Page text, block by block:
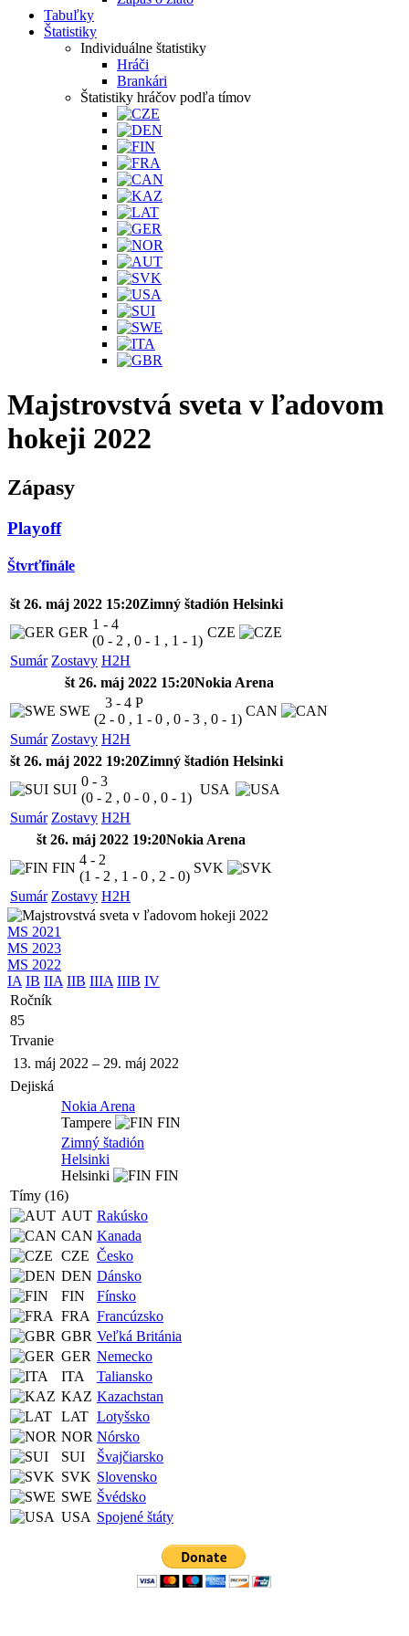
Tabuľky
Štatistiky
Individuálne štatistiky
Hráči
Brankári
Štatistiky hráčov podľa tímov
Majstrovstvá sveta v ľadovom
hokeji 2022
Zápasy
Playoff
Štvrťfinále
št 26. máj 2022 15:20Zimný štadión Helsinki
Sumár Zostavy H2H
GER
1 - 4
(0 - 2 , 0 - 1 , 1 - 1)
CZE
št 26. máj 2022 15:20Nokia Arena
Sumár Zostavy H2H
SWE
3 - 4 P
(2 - 0 , 1 - 0 , 0 - 3 , 0 - 1)
CAN
št 26. máj 2022 19:20Zimný štadión Helsinki
Sumár Zostavy H2H
SUI
0 - 3
(0 - 2 , 0 - 0 , 0 - 1)
USA
št 26. máj 2022 19:20Nokia Arena
Sumár Zostavy H2H
FIN
4 - 2
(1 - 2 , 1 - 0 , 2 - 0)
SVK
MS 2021
MS 2023
MS 2022
IA IB IIA IIB IIIA IIIB IV
Ročník
85
Trvanie
13. máj 2022 – 29. máj 2022
Dejiská
Nokia Arena
Tampere
FIN
Zimný štadión
Helsinki
Helsinki
FIN
Tímy (16)
AUT Rakúsko
CAN Kanada
CZE Česko
DEN Dánsko
FIN
Fínsko
FRA Francúzsko
GBR Veľká Británia
GER Nemecko
ITA
Taliansko
KAZ Kazachstan
LAT Lotyšsko
NOR Nórsko
SUI
Švajčiarsko
SVK Slovensko
SWE Švédsko
USA Spojené štáty